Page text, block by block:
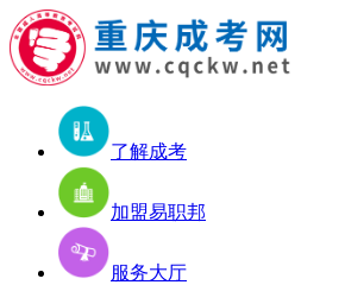
了解成考
加盟易职邦
服务大厅